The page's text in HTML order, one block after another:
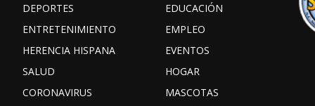
DEPORTES
ENTRETENIMIENTO
HERENCIA HISPANA
SALUD
CORONAVIRUS
EDUCACIÓN
EMPLEO
EVENTOS
HOGAR
MASCOTAS